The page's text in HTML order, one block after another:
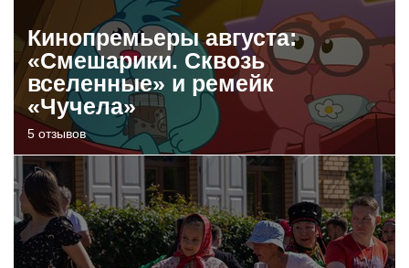
Кинопремьеры августа:
«Смешарики. Сквозь
вселенные» и ремейк
«Чучела»
5 отзывов